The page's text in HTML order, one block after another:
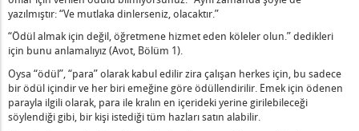
Anlamı
Olmayan Biri, Ölmek Zorundadır
– 1
yazılmıştır: “Ve mutlaka dinlerseniz, olacaktır.”
“Ödül almak için değil, öğretmene hizmet eden köleler olun.” dedikleri
için bunu anlamalıyız (Avot, Bölüm 1).
Oysa “ödül”, “para” olarak kabul edilir zira çalışan herkes için, bu sadece
bir ödül içindir ve her biri emeğine göre ödüllendirilir. Emek için ödenen
parayla ilgili olarak, para ile kralın en içerideki yerine girilebileceği
söylendiği gibi, bir kişi istediği tüm hazları satın alabilir.